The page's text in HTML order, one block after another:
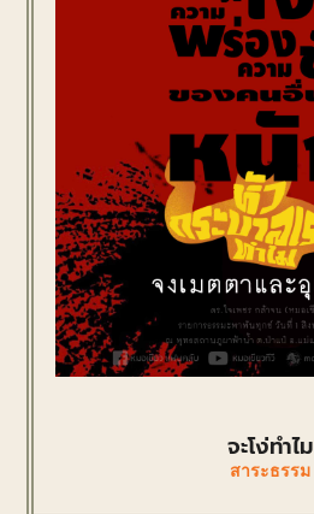
จะโง่ทำไม
สาระธรรม